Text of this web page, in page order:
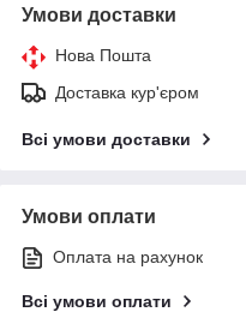
Умови доставки
Нова Пошта
Доставка кур'єром
Всі умови доставки
Умови оплати
Оплата на рахунок
Всі умови оплати